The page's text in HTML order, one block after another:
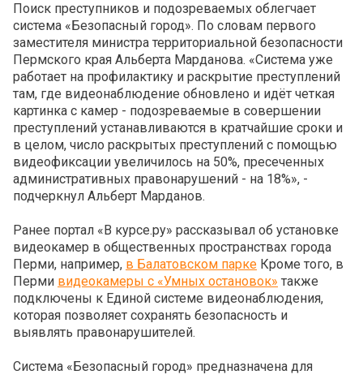
Поиск преступников и подозреваемых облегчает
система «Безопасный город». По словам первого
заместителя министра территориальной безопасности
Пермского края Альберта Марданова. «Система уже
работает на профилактику и раскрытие преступлений
там, где видеонаблюдение обновлено и идёт четкая
картинка с камер - подозреваемые в совершении
преступлений устанавливаются в кратчайшие сроки и
в целом, число раскрытых преступлений с помощью
видеофиксации увеличилось на 50%, пресеченных
административных правонарушений - на 18%», -
подчеркнул Альберт Марданов.
Ранее портал «В курсе.ру» рассказывал об установке
видеокамер в общественных пространствах города
Перми, например, в Балатовском парке Кроме того, в
Перми видеокамеры с «Умных остановок» также
подключены к Единой системе видеонаблюдения,
которая позволяет сохранять безопасность и
выявлять правонарушителей.
Система «Безопасный город» предназначена для